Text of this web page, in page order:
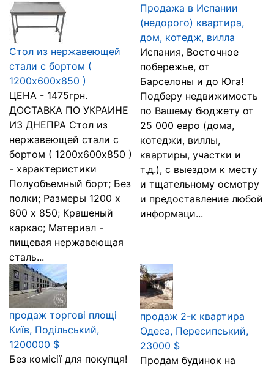
Стол из нержавеющей
стали с бортом (
1200х600х850 )
ЦЕНА - 1475грн.
ДОСТАВКА ПО УКРАИНЕ
ИЗ ДНЕПРА Стол из
нержавеющей стали с
бортом ( 1200х600х850 )
- характеристики
Полуобъемный борт; Без
полки; Размеры 1200 х
600 х 850; Крашеный
каркас; Материал -
пищевая нержавеющая
сталь...
Продажа в Испании
(недорого) квартира,
дом, котедж, вилла
Испания, Восточное
побережье, от
Барселоны и до Юга!
Подберу недвижимость
по Вашему бюджету от
25 000 евро (дома,
котеджи, виллы,
квартиры, участки и
т.д.), с выездом к месту
и тщательному осмотру
и предоставление любой
информаци...
продаж торгові площі
Київ, Подільський,
1200000 $
Без комісії для покупця!
продаж 2-к квартира
Одеса, Пересипський,
23000 $
Продам будинок на